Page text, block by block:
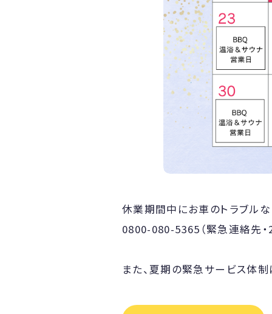
休業期間中にお車のトラブル
0800-080-5365（緊急連絡先・
また、夏期の緊急サービス体制